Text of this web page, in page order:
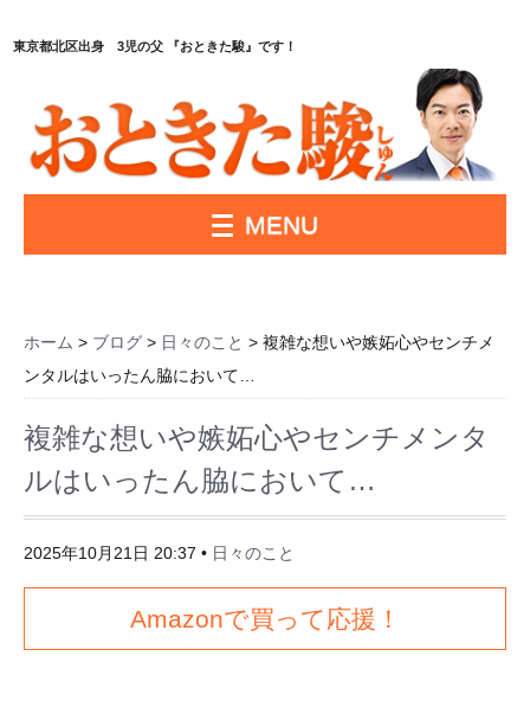
東京都北区出身 3児の父 『おときた駿』です！
MENU
ホーム > ブログ > 日々のこと > 複雑な想いや嫉妬心やセンチメ
ンタルはいったん脇において…
複雑な想いや嫉妬心やセンチメンタ
ルはいったん脇において…
2025年10月21日 20:37 • 日々のこと
Amazonで買って応援！